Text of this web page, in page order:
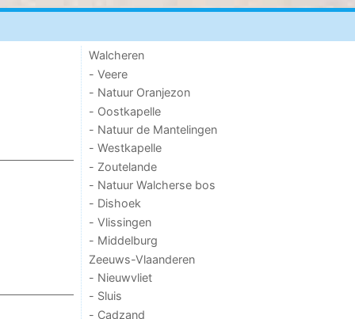
Walcheren
- Veere
- Natuur Oranjezon
- Oostkapelle
- Natuur de Mantelingen
- Westkapelle
- Zoutelande
- Natuur Walcherse bos
- Dishoek
- Vlissingen
- Middelburg
Zeeuws-Vlaanderen
- Nieuwvliet
- Sluis
- Cadzand